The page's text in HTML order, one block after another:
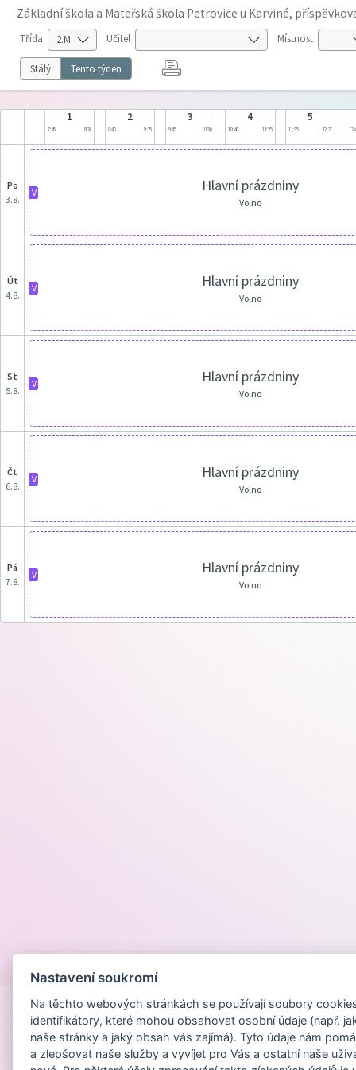
Základní škola a Mateřská škola Petrovice u Karviné,
Třída Učitel Místnost
Stálý Tento týden
1
7:45 8:30
2
8:40 9:25
3
9:45 10:30
4
10:40 11:25
5
11:35 12:20
po
3.8.
V Hlavní prázdniny
Volno
út
4.8.
V Hlavní prázdniny
Volno
st
5.8.
V Hlavní prázdniny
Volno
čt
6.8.
V Hlavní prázdniny
Volno
pá
7.8.
V Hlavní prázdniny
Volno
Nastavení soukromí
Na těchto webových stránkách se používají soubory
identifikátory, které mohou obsahovat osobní údaje (např.
naše stránky a jaký obsah vás zajímá). Tyto údaje nám
a zlepšovat naše služby a vyvíjet pro Vás a ostatní naše